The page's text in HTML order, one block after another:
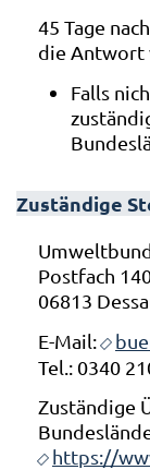
45 Tage
die Antwort
Falls
Zuständige
Postfach
06813
E-Mail:
Tel.: 0340
Zuständige
https://